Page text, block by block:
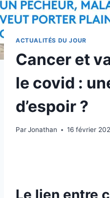
ACTUALITÉS DU JOUR
Cancer et
le covid :
d’espoir ?
ParJonathan 16 février
Le lien entre